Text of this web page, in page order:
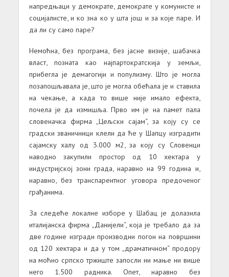
напредњаци у демократе, демократе у комунисте и
социјалисте, и ко зна ко у шта још и за које паре. И
да ли су само паре?
Немоћна, без програма, без јасне визије, шабачка
власт, позната као најпартократскија у земљи,
прибегла је демагогији и популизму. Што је могла
позапошљавала је, што је могла обећала је и ставила
на чекање, а када то више није имало ефекта,
почела је да измишља. Прво им је на памет пала
словеначка фирма „Цељски сајам“, за коју су се
градски званичници клели да ће у Шапцу изградити
сајамску халу од 3.000 м2, за коју су Словенци
наводно закупили простор од 10 хектара у
индустријској зони града, наравно на 99 година и,
наравно, без транспарентног уговора предоченог
грађанима.
За следеће локалне изборе у Шабац је долазила
италијанска фирма „Данијели“, која је требало да за
две године изгради производни погон на површини
од 120 хектара и да у том „драматичном“ продору
на моћно српско тржиште запосли ни мање ни више
него 1.500 радника. Опет, наравно без